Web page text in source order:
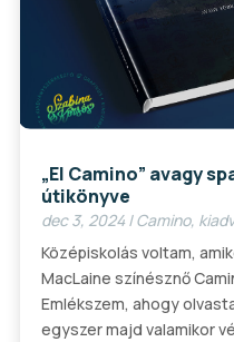
„El Camino” avagy
útikönyve
dec 3, 2024|Camino,
Középiskolás voltam,
MacLaine színésznő
Emlékszem, ahogy
egyszer majd valamikor